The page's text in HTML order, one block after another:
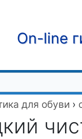
On-line
для обуви ›